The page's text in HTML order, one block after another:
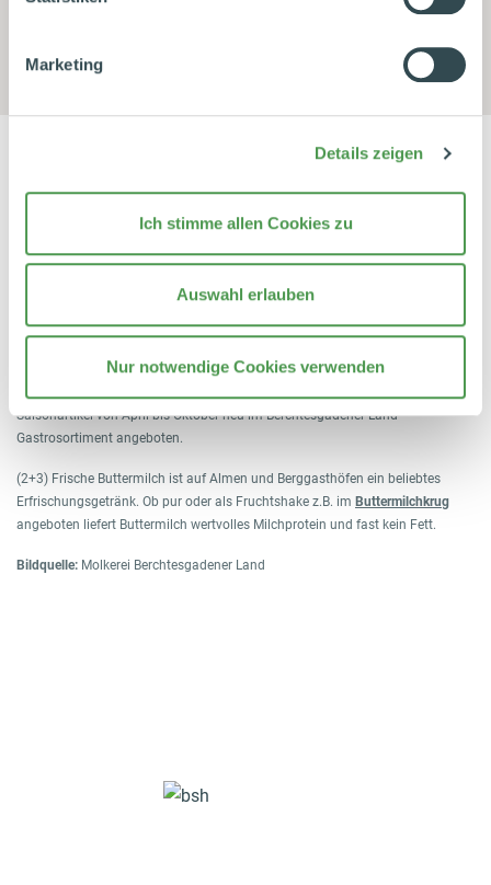
Marketing
Details zeigen
Ich stimme allen Cookies zu
Auswahl erlauben
Nur notwendige Cookies verwenden
(1) Berchtesgadener Land Frische Buttermilch im 5-kg-Eimer wird als
Saisonartikel von April bis Oktober neu im Berchtesgadener Land
Gastrosortiment angeboten.
(2+3) Frische Buttermilch ist auf Almen und Berggasthöfen ein beliebtes
Erfrischungsgetränk. Ob pur oder als Fruchtshake z.B. im Buttermilchkrug
angeboten liefert Buttermilch wertvolles Milchprotein und fast kein Fett.
Bildquelle: Molkerei Berchtesgadener Land